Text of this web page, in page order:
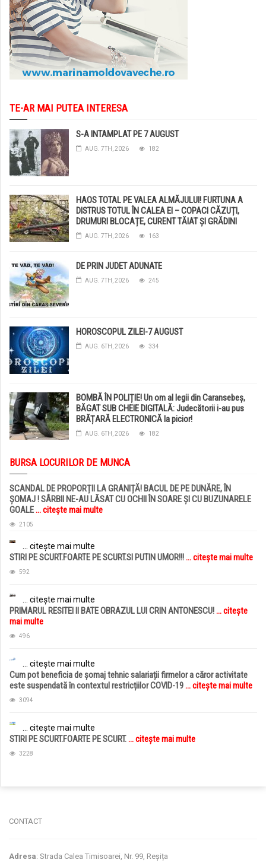
TE-AR MAI PUTEA INTERESA
S-A INTAMPLAT PE 7 AUGUST
AUG. 7TH, 2026 182
HAOS TOTAL PE VALEA ALMĂJULUI! FURTUNA A
DISTRUS TOTUL ÎN CALEA EI – COPACI CĂZUȚI,
DRUMURI BLOCAȚE, CURENT TĂIAT ȘI GRĂDINI
DISTRUSE DE GRINDINĂ!
AUG. 7TH, 2026 163
DE PRIN JUDET ADUNATE
AUG. 7TH, 2026 245
HOROSCOPUL ZILEI-7 AUGUST
AUG. 6TH, 2026 334
BOMBĂ ÎN POLIȚIE! Un om al legii din Caransebeș,
BĂGAT SUB CHEIE DIGITALĂ: Judecătorii i-au pus
BRĂȚARĂ ELECTRONICĂ la picior!
AUG. 6TH, 2026 182
BURSA LOCURILOR DE MUNCA
SCANDAL DE PROPORȚII LA GRANIȚĂ! BACUL DE PE DUNĂRE, ÎN
ȘOMAJ ! SÂRBII NE-AU LĂSAT CU OCHII ÎN SOARE ȘI CU BUZUNARELE
GOALE... citește mai multe
2105
... citește mai multe
STIRI PE SCURT.FOARTE PE SCURT.SI PUTIN UMOR!!!... citește mai multe
592
... citește mai multe
PRIMARUL RESITEI II BATE OBRAZUL LUI CRIN ANTONESCU!... citește
mai multe
496
... citește mai multe
Cum pot beneficia de șomaj tehnic salariații firmelor a căror activitate
este suspendată în contextul restricțiilor COVID-19... citește mai multe
3094
... citește mai multe
STIRI PE SCURT.FOARTE PE SCURT.... citește mai multe
3228
CONTACT
Adresa: Strada Calea Timisoarei, Nr. 99, Reșița